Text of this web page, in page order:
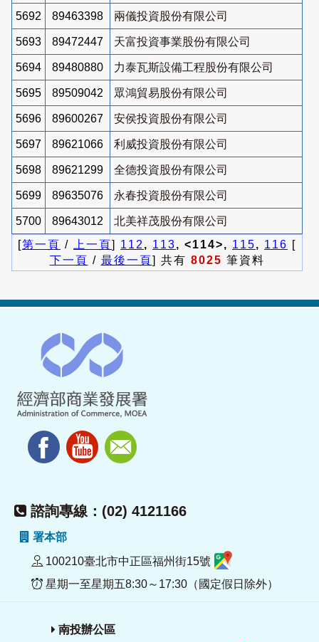
5692 89463398 兩儀投資股份有限公司
5693 89472447 天富投資事業股份有限公司
5694 89480880 力泰瓦斯設備工程股份有限公司
5695 89509042 眾鴻貿易股份有限公司
5696 89600267 安侯投資股份有限公司
5697 89621066 利威投資股份有限公司
5698 89621299 全德投資股份有限公司
5699 89635076 永春投資股份有限公司
5700 89643012
北美祥茂股份有限公司
[第一頁 / 上一頁] 112 , 113, <114>, 115, 116 [
下一頁 / 最後一頁] 共有 8025 筆資料
諮詢專線：(02) 4121166
署本部
100210臺北市中正區福州街15號
星期一至星期五8:30～17:30（國定假日除外）
南投辦公區